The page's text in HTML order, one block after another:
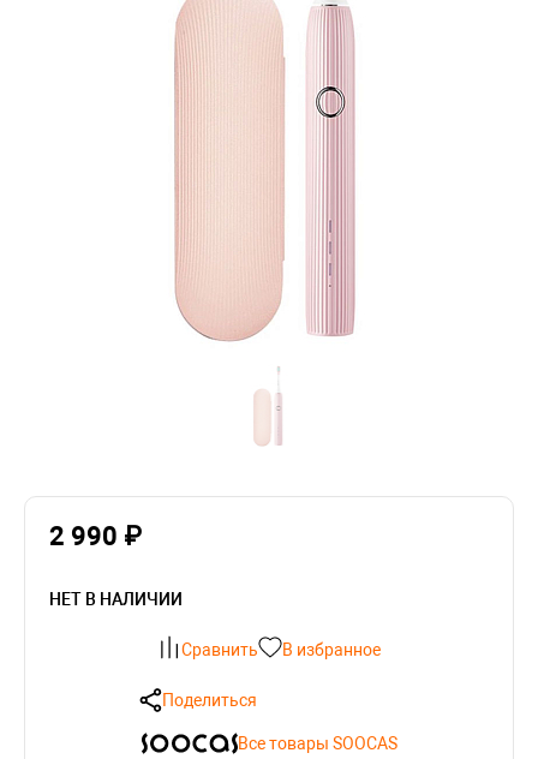
2 990 ₽
НЕТ В НАЛИЧИИ
Сравнить В избранное
Поделиться
Все товары SOOCAS